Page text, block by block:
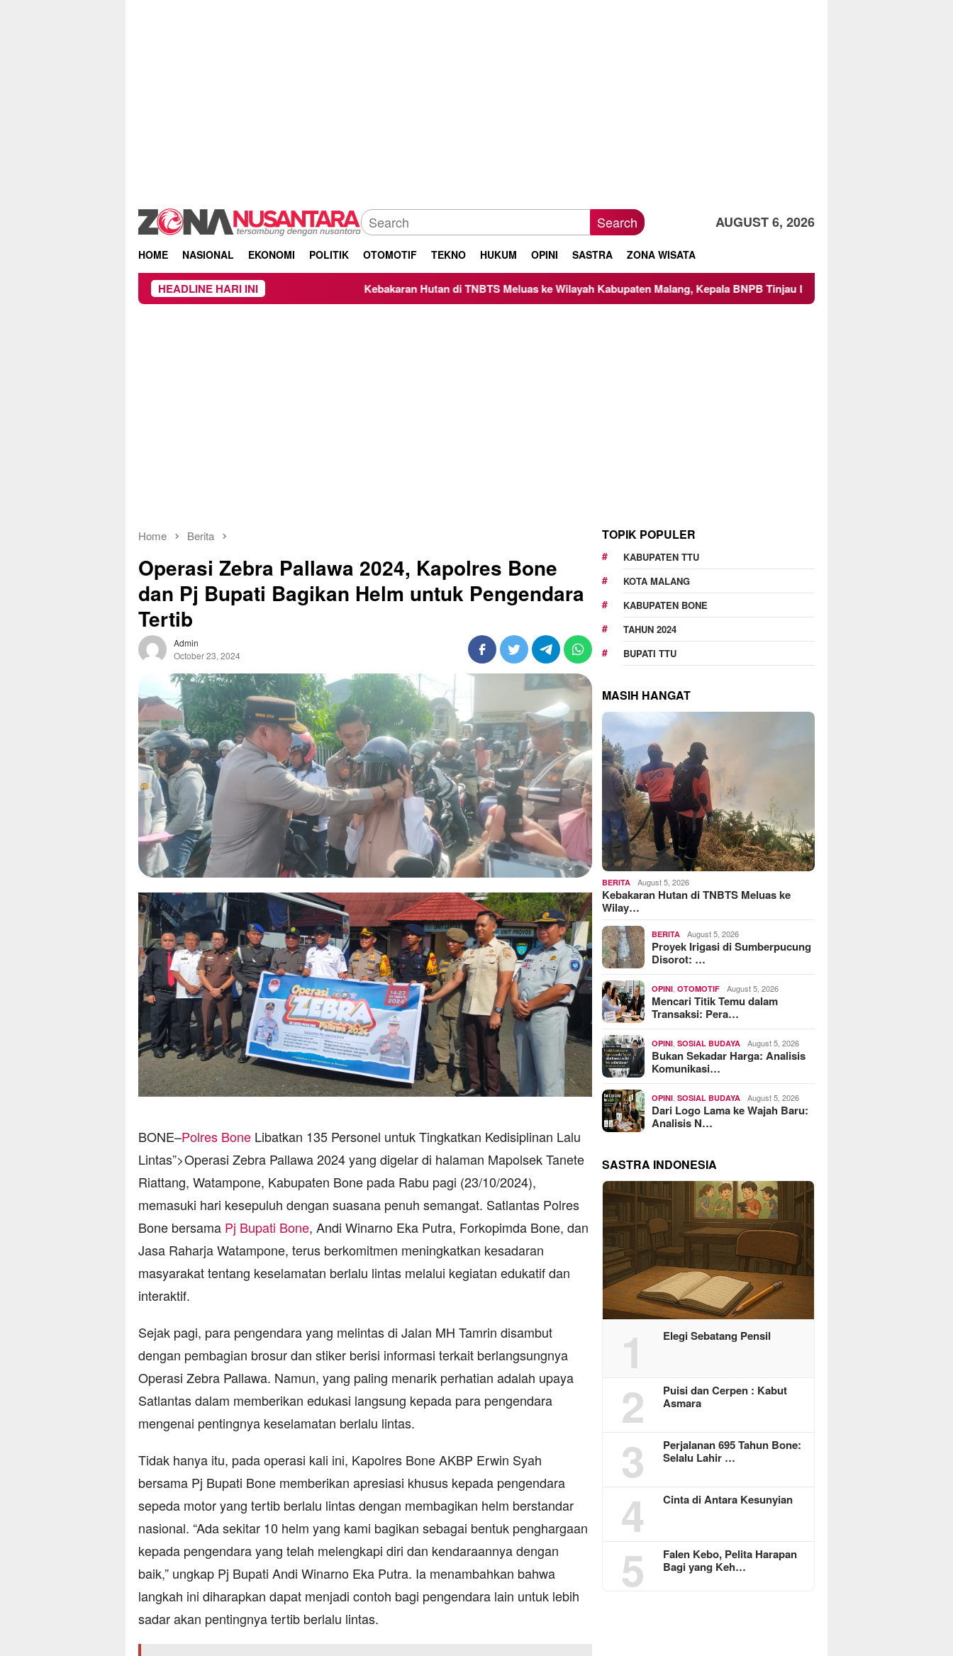
Search AUGUST 6, 2026
HOME NASIONAL EKONOMI POLITIK OTOMOTIF TEKNO HUKUM OPINI SASTRA ZONA WISATA
HEADLINE HARI INIKebakaran Hutan di TNBTS Meluas ke Wilayah Kabupaten Malang, Kepala BNPB Tinjau Langsung Lokasi
Home Berita
Operasi Zebra Pallawa 2024, Kapolres Bone
dan Pj Bupati Bagikan Helm untuk Pengendara
Tertib
Admin
October 23, 2024
BONE–Polres Bone Libatkan 135 Personel untuk Tingkatkan Kedisiplinan Lalu
Lintas”>Operasi Zebra Pallawa 2024 yang digelar di halaman Mapolsek Tanete
Riattang, Watampone, Kabupaten Bone pada Rabu pagi (23/10/2024),
memasuki hari kesepuluh dengan suasana penuh semangat. Satlantas Polres
Bone bersama Pj Bupati Bone, Andi Winarno Eka Putra, Forkopimda Bone, dan
Jasa Raharja Watampone, terus berkomitmen meningkatkan kesadaran
masyarakat tentang keselamatan berlalu lintas melalui kegiatan edukatif dan
interaktif.
Sejak pagi, para pengendara yang melintas di Jalan MH Tamrin disambut
dengan pembagian brosur dan stiker berisi informasi terkait berlangsungnya
Operasi Zebra Pallawa. Namun, yang paling menarik perhatian adalah upaya
Satlantas dalam memberikan edukasi langsung kepada para pengendara
mengenai pentingnya keselamatan berlalu lintas.
Tidak hanya itu, pada operasi kali ini, Kapolres Bone AKBP Erwin Syah
bersama Pj Bupati Bone memberikan apresiasi khusus kepada pengendara
sepeda motor yang tertib berlalu lintas dengan membagikan helm berstandar
nasional. “Ada sekitar 10 helm yang kami bagikan sebagai bentuk penghargaan
kepada pengendara yang telah melengkapi diri dan kendaraannya dengan
baik,” ungkap Pj Bupati Andi Winarno Eka Putra. Ia menambahkan bahwa
langkah ini diharapkan dapat menjadi contoh bagi pengendara lain untuk lebih
sadar akan pentingnya tertib berlalu lintas.
TOPIK POPULER
KABUPATEN TTU
KOTA MALANG
KABUPATEN BONE
TAHUN 2024
BUPATI TTU
MASIH HANGAT
BERITA August 5, 2026
Kebakaran Hutan di TNBTS Meluas ke
Wilay…
BERITA August 5, 2026
Proyek Irigasi di Sumberpucung
Disorot: …
OPINI ,OTOMOTIF August 5, 2026
Mencari Titik Temu dalam
Transaksi: Pera…
OPINI ,SOSIAL BUDAYA August 5, 2026
Bukan Sekadar Harga: Analisis
Komunikasi…
OPINI ,SOSIAL BUDAYA August 5, 2026
Dari Logo Lama ke Wajah Baru:
Analisis N…
SASTRA INDONESIA
1 Elegi Sebatang Pensil
2
Puisi dan Cerpen : Kabut
Asmara
3
Perjalanan 695 Tahun Bone:
Selalu Lahir …
4 Cinta di Antara Kesunyian
5
Falen Kebo, Pelita Harapan
Bagi yang Keh…